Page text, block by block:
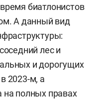
биатлонистов
А данный вид
лес и
и дорогущих
2023-м, а
на полных правах